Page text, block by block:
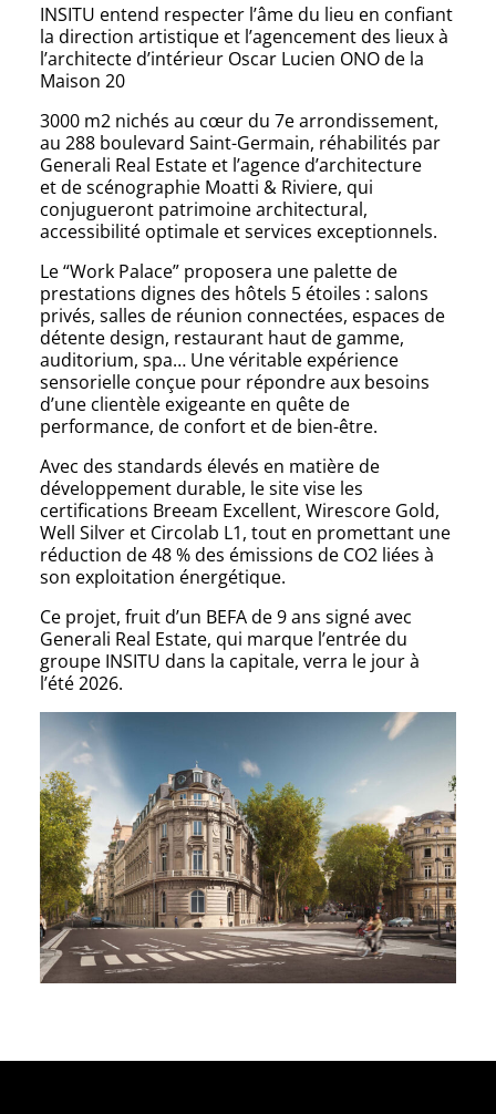
INSITU entend respecter l’âme du lieu en confiant
la direction artistique et l’agencement des lieux à
l’architecte d’intérieur Oscar Lucien ONO de la
Maison 20
3000 m2 nichés au cœur du 7e arrondissement,
au 288 boulevard Saint-Germain, réhabilités par
Generali Real Estate et l’agence d’architecture
et de scénographie Moatti & Riviere, qui
conjugueront patrimoine architectural,
accessibilité optimale et services exceptionnels.
Le “Work Palace” proposera une palette de
prestations dignes des hôtels 5 étoiles : salons
privés, salles de réunion connectées, espaces de
détente design, restaurant haut de gamme,
auditorium, spa… Une véritable expérience
sensorielle conçue pour répondre aux besoins
d’une clientèle exigeante en quête de
performance, de confort et de bien-être.
Avec des standards élevés en matière de
développement durable, le site vise les
certifications Breeam Excellent, Wirescore Gold,
Well Silver et Circolab L1, tout en promettant une
réduction de 48 % des émissions de CO2 liées à
son exploitation énergétique.
Ce projet, fruit d’un BEFA de 9 ans signé avec
Generali Real Estate, qui marque l’entrée du
groupe INSITU dans la capitale, verra le jour à
l’été 2026.